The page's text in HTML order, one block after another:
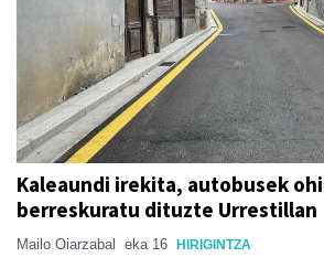
Kaleaundi irekita, autobusek
berreskuratu dituzte Urrestillan
Mailo Oiarzabal eka 16 HIRIGINTZA